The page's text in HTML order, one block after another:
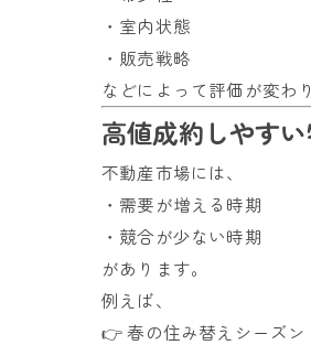
・室内状態
・販売戦略
などによって評価が変わ
高値成約しやす
不動産市場には、
・需要が増える時期
・競合が少ない時期
があります。
例えば、
👉 春の住み替えシーズン